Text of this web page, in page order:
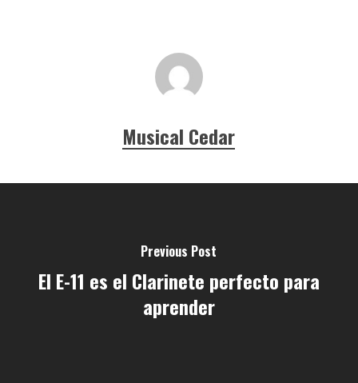
Musical Cedar
Previous Post
El E-11 es el Clarinete perfecto para
aprender